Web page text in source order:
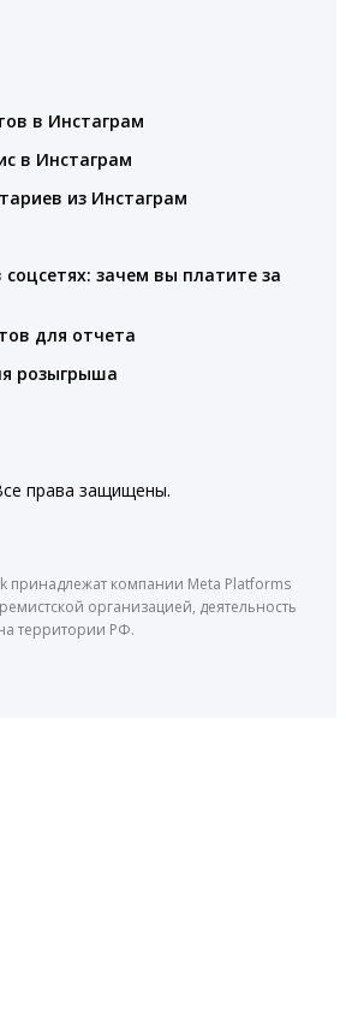
в Инстаграм
в Инстаграм
из Инстаграм
зачем вы платите за
для отчета
розыгрыша
права защищены.
принадлежат компании Meta Platforms
организацией, деятельность
территории РФ.